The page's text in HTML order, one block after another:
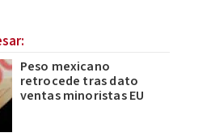
Peso mexicano
retrocede tras dato
ventas minoristas EU